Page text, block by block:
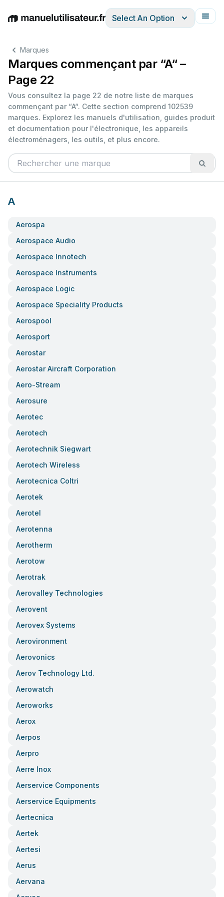
EnglishDeutschEspañolItalianoFrançais
Select An Option
Marques
Marques commençant par “A“ –
Page 22
Vous consultez la page 22 de notre liste de marques
commençant par “A“. Cette section comprend 102539
marques. Explorez les manuels d'utilisation, guides produit
et documentation pour l'électronique, les appareils
électroménagers, les outils, et plus encore.
A
Aerospa
Aerospace Audio
Aerospace Innotech
Aerospace Instruments
Aerospace Logic
Aerospace Speciality Products
Aerospool
Aerosport
Aerostar
Aerostar Aircraft Corporation
Aero-Stream
Aerosure
Aerotec
Aerotech
Aerotechnik Siegwart
Aerotech Wireless
Aerotecnica Coltri
Aerotek
Aerotel
Aerotenna
Aerotherm
Aerotow
Aerotrak
Aerovalley Technologies
Aerovent
Aerovex Systems
Aerovironment
Aerovonics
Aerov Technology Ltd.
Aerowatch
Aeroworks
Aerox
Aerpos
Aerpro
Aerre Inox
Aerservice Components
Aerservice Equipments
Aertecnica
Aertek
Aertesi
Aerus
Aervana